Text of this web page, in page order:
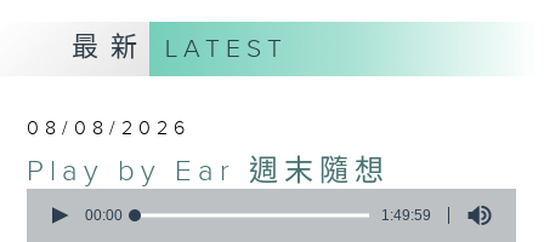
最新 LATEST
08/08/2026
Play by Ear 週末隨想
seconds
00:00 1:49:59